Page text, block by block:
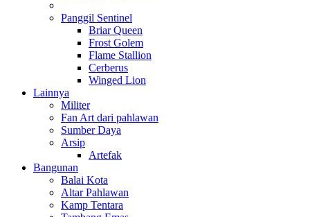
Panggil Sentinel
Briar Queen
Frost Golem
Flame Stallion
Cerberus
Winged Lion
Lainnya
Militer
Fan Art dari pahlawan
Sumber Daya
Arsip
Artefak
Bangunan
Balai Kota
Altar Pahlawan
Kamp Tentara